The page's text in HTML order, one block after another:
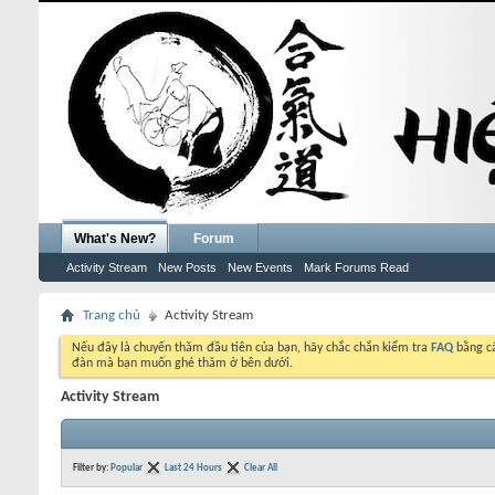
What's New?
Activity Stream New Posts New Events Mark Forums Read
Forum
Trang chủ Activity Stream
Nếu đây là chuyến thăm đầu tiên của bạn, hãy chắc chắn kiểm tra FAQ bằng
đàn mà bạn muốn ghé thăm ở bên dưới.
Activity Stream
Filter by: Popular Last 24 Hours Clear All